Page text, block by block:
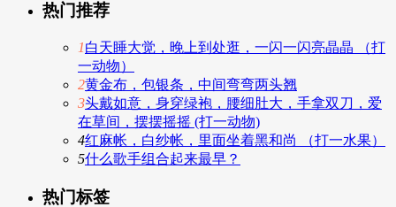
热门推荐
1白天睡大觉，晚上到处逛，一闪一闪亮晶晶 （打
一动物）
2黄金布，包银条，中间弯弯两头翘
3头戴如意，身穿绿袍，腰细肚大，手拿双刀，爱
在草间，摆摆摇摇 (打一动物)
4红麻帐，白纱帐，里面坐着黑和尚 （打一水果）
5什么歌手组合起来最早？
热门标签